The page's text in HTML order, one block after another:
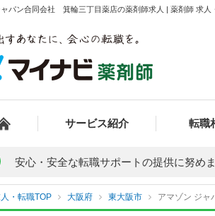
パン合同会社 箕輪三丁目薬店の薬剤師求人 | 薬剤師 求人
サービス紹介 転職
安心・安全な転職サポートの提供に努めま
・転職TOP 大阪府 東大阪市 アマゾン ジ